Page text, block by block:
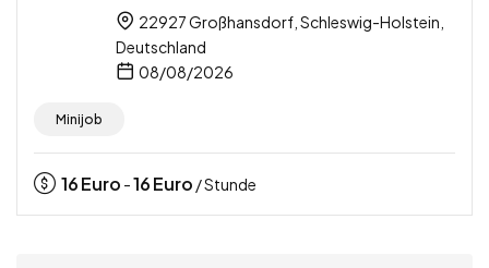
22927 Großhansdorf, Schleswig-Holstein,
Deutschland
08/08/2026
Minijob
16Euro -16Euro / Stunde